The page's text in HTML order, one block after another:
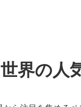
界の人